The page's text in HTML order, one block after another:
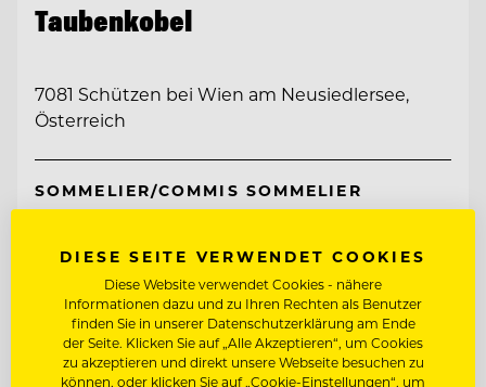
Taubenkobel
7081 Schützen bei Wien am Neusiedlersee,
Österreich
SOMMELIER/COMMIS SOMMELIER
CHEF DE RANG
Entdecke alle Jobs
DIESE SEITE VERWENDET COOKIES
Diese Website verwendet Cookies - nähere
Informationen dazu und zu Ihren Rechten als Benutzer
finden Sie in unserer Datenschutzerklärung am Ende
der Seite. Klicken Sie auf „Alle Akzeptieren“, um Cookies
zu akzeptieren und direkt unsere Webseite besuchen zu
können, oder klicken Sie auf „Cookie-Einstellungen“, um